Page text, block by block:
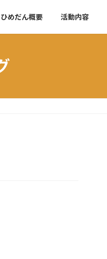
ひめだん概要 活動内容